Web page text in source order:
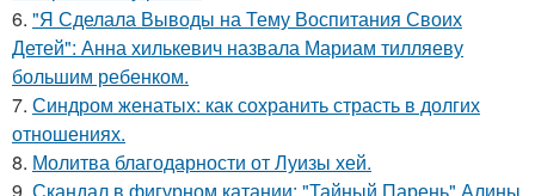
6. "Я Сделала Выводы на Тему Воспитания Своих
Детей": Анна хилькевич назвала Мариам тилляеву
большим ребенком.
7. Синдром женатых: как сохранить страсть в долгих
отношениях.
8. Молитва благодарности от Луизы хей.